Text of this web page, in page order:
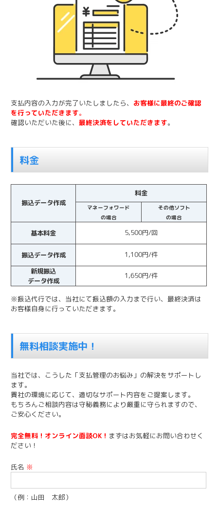
支払内容の入力が完了いたしましたら、 お客様に最終のご確認
を行っていただきます。
確認いただいた後に、最終決済をしていただきます。
料金
振込データ作成
料金
マネーフォワード
の場合
その他ソフト
の場合
基本料金 5,500円/回
振込データ作成
1,100円/件
新規振込
データ作成
1,650円/件
※振込代行では、当社にて振込額の入力まで行い、最終決済は
お客様自身に行っていただきます。
無料相談実施中！
当社では、こうした「支払管理のお悩み」の解決をサポートし
ます。
貴社の環境に応じて、適切なサポート内容をご提案します。
もちろんご相談内容は守秘義務により厳重に守られますので、
ご安心ください。
完全無料！オンライン面談OK！ まずはお気軽にお問い合わせく
ださい！
氏名 ※
（例：山田 太郎）